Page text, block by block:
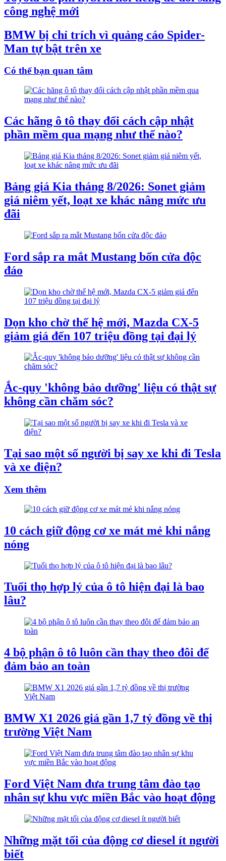
công nghệ mới
BMW bị chỉ trích vì quảng cáo Spider-
Man tự bật trên xe
Có thể bạn quan tâm
Các hãng ô tô thay đổi cách cập nhật
phần mềm qua mạng như thế nào?
Bảng giá Kia tháng 8/2026: Sonet giảm
giá niêm yết, loạt xe khác nâng mức ưu
đãi
Ford sắp ra mắt Mustang bốn cửa độc
đáo
Dọn kho chờ thế hệ mới, Mazda CX-5
giảm giá đến 107 triệu đồng tại đại lý
Ắc-quy 'không bảo dưỡng' liệu có thật sự
không cần chăm sóc?
Tại sao một số người bị say xe khi đi Tesla
và xe điện?
Xem thêm
10 cách giữ động cơ xe mát mẻ khi nắng
nóng
Tuổi thọ hợp lý của ô tô hiện đại là bao
lâu?
4 bộ phận ô tô luôn cần thay theo đôi để
đảm bảo an toàn
BMW X1 2026 giá gần 1,7 tỷ đồng về thị
trường Việt Nam
Ford Việt Nam đưa trung tâm đào tạo
nhân sự khu vực miền Bắc vào hoạt động
Những mặt tối của động cơ diesel ít người
biết